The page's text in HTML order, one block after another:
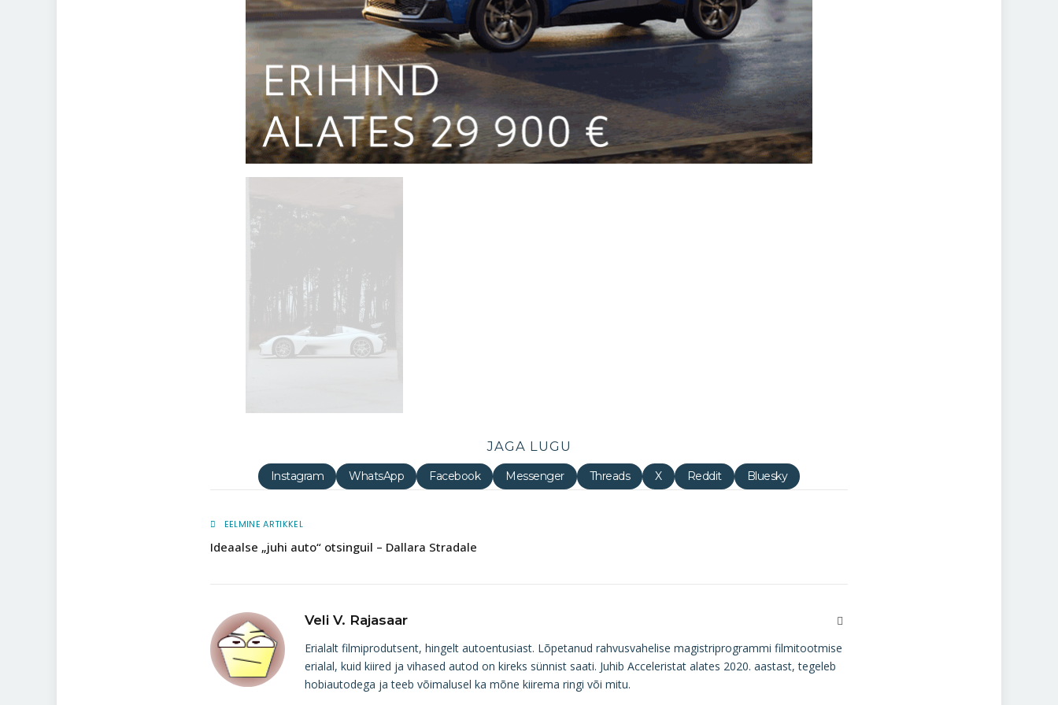
JAGA LUGU
Instagram WhatsApp Facebook Messenger Threads X Reddit Bluesky
EELMINE ARTIKKEL
Ideaalse „juhi auto“ otsinguil – Dallara Stradale
Veli V. Rajasaar
Erialalt filmiprodutsent, hingelt autoentusiast. Lõpetanud rahvusvahelise magistriprogrammi filmitootmise
erialal, kuid kiired ja vihased autod on kireks sünnist saati. Juhib Acceleristat alates 2020. aastast, tegeleb
hobiautodega ja teeb võimalusel ka mõne kiirema ringi või mitu.